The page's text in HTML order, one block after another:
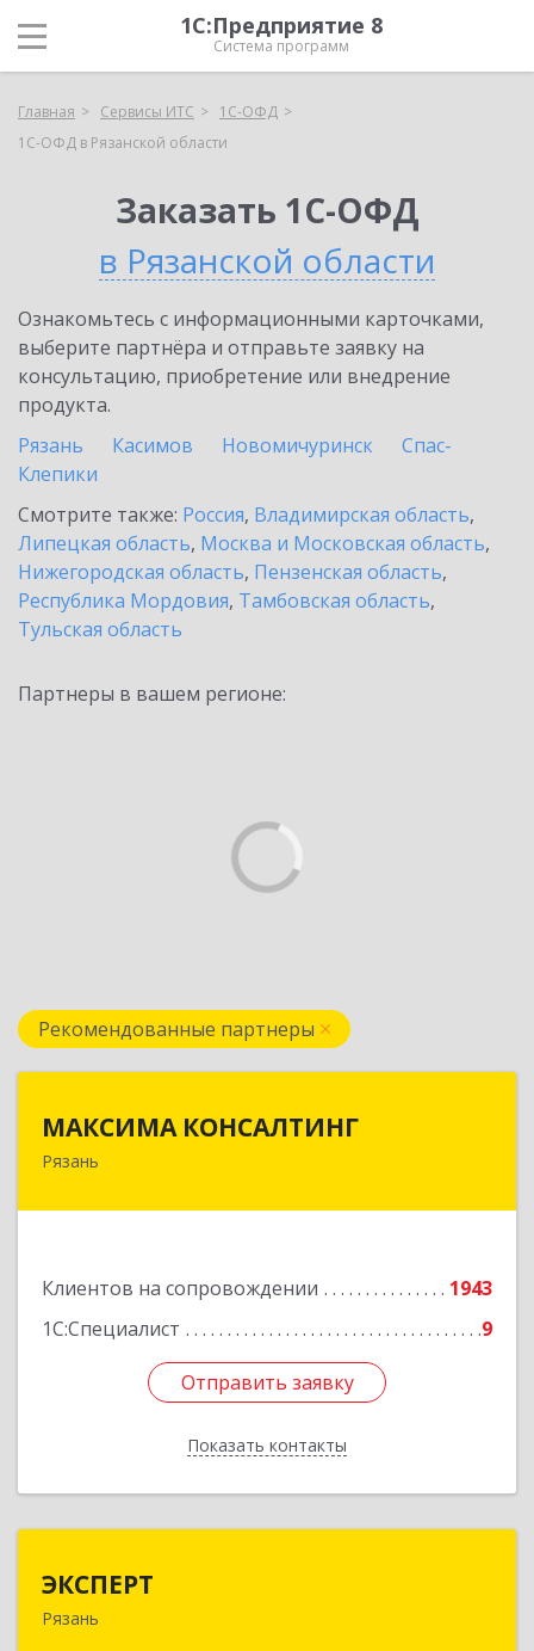
1С:Предприятие 8
Система программ
Главная Сервисы ИТС
1С-ОФД
1С-ОФД в Рязанской области
Заказать 1С-ОФД
в Рязанской области
Ознакомьтесь с информационными карточками,
выберите партнёра и отправьте заявку на
консультацию, приобретение или внедрение
продукта.
Рязань
Касимов Новомичуринск
Спас-
Клепики
Смотрите также: Россия, Владимирская область,
Липецкая область, Москва и Московская область,
Нижегородская область, Пензенская область,
Республика Мордовия, Тамбовская область,
Тульская область
Партнеры в вашем регионе:
Рекомендованные партнеры
МАКСИМА КОНСАЛТИНГ
Рязань
Клиентов на сопровождении
1943
1С:Специалист
9
Отправить заявку
Показать контакты
390006, Рязанская обл, г.о.город Рязань, Рязань
Отправить заявку
Назад
ЭКСПЕРТ
Рязань
390000, Рязанская обл, Рязань г, Кудрявцева ул,